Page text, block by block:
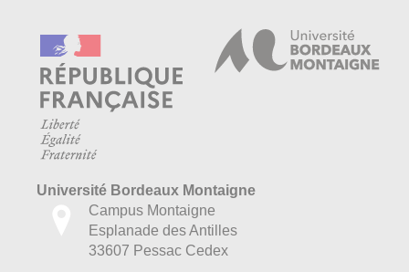
Université Bordeaux Montaigne
Campus Montaigne
Esplanade des Antilles
33607 Pessac Cedex